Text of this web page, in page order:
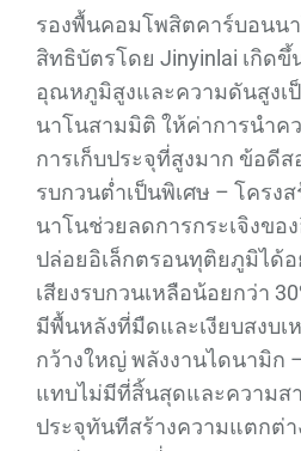
รองพื้นคอมโพสิตคาร์บอนน
สิทธิบัตรโดย Jinyinlai เกิด
อุณหภูมิสูงและความดันสูงเ
นาโนสามมิติ ให้ค่าการนำค
การเก็บประจุที่สูงมาก ข้อดีส
รบกวนต่ำเป็นพิเศษ – โครง
นาโนช่วยลดการกระเจิงขอ
ปล่อยอิเล็กตรอนทุติยภูมิได้
เสียงรบกวนเหลือน้อยกว่า
มีพื้นหลังที่มืดและเงียบสงบ
กว้างใหญ่ พลังงานไดนามิก
แทบไม่มีที่สิ้นสุดและความส
ประจุทันทีสร้างความแตกต่